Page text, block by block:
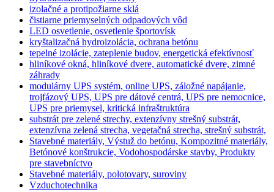
izolačné a protipožiarne sklá
čistiarne priemyselných odpadových vôd
LED osvetlenie, osvetlenie športovísk
kryštalizačná hydroizolácia, ochrana betónu
tepelné izolácie, zateplenie budov, energetická efektívnosť
hliníkové okná, hliníkové dvere, automatické dvere, zimné
záhrady
modulárny UPS systém, online UPS, záložné napájanie,
trojfázový UPS, UPS pre dátové centrá, UPS pre nemocnice,
UPS pre priemysel, kritická infraštruktúra
substrát pre zelené strechy, extenzívny strešný substrát,
extenzívna zelená strecha, vegetačná strecha, strešný substrát,
Stavebné materiály, Výstuž do betónu, Kompozitné materiály,
Betónové konštrukcie, Vodohospodárske stavby, Produkty
pre stavebníctvo
Stavebné materiály, polotovary, suroviny
Vzduchotechnika